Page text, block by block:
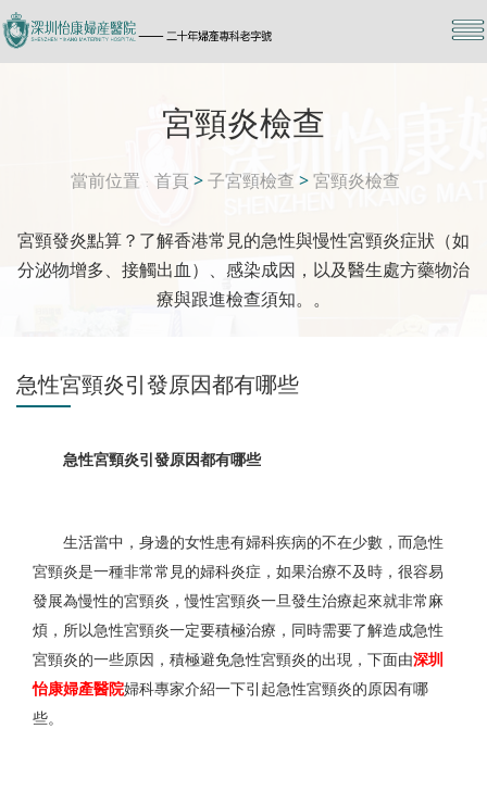
宮頸炎檢查
當前位置 首頁 >子宮頸檢查 >宮頸炎檢查
宮頸發炎點算？了解香港常見的急性與慢性宮頸炎症狀（如
分泌物增多、接觸出血）、感染成因，以及醫生處方藥物治
療與跟進檢查須知。。
急性宮頸炎引發原因都有哪些
急性宮頸炎引發原因都有哪些
生活當中，身邊的女性患有婦科疾病的不在少數，而急性
宮頸炎是一種非常常見的婦科炎症，如果治療不及時，很容易
發展為慢性的宮頸炎，慢性宮頸炎一旦發生治療起來就非常麻
煩，所以急性宮頸炎一定要積極治療，同時需要了解造成急性
宮頸炎的一些原因，積極避免急性宮頸炎的出現，下面由深圳
怡康婦產醫院婦科專家介紹一下引起急性宮頸炎的原因有哪
些。